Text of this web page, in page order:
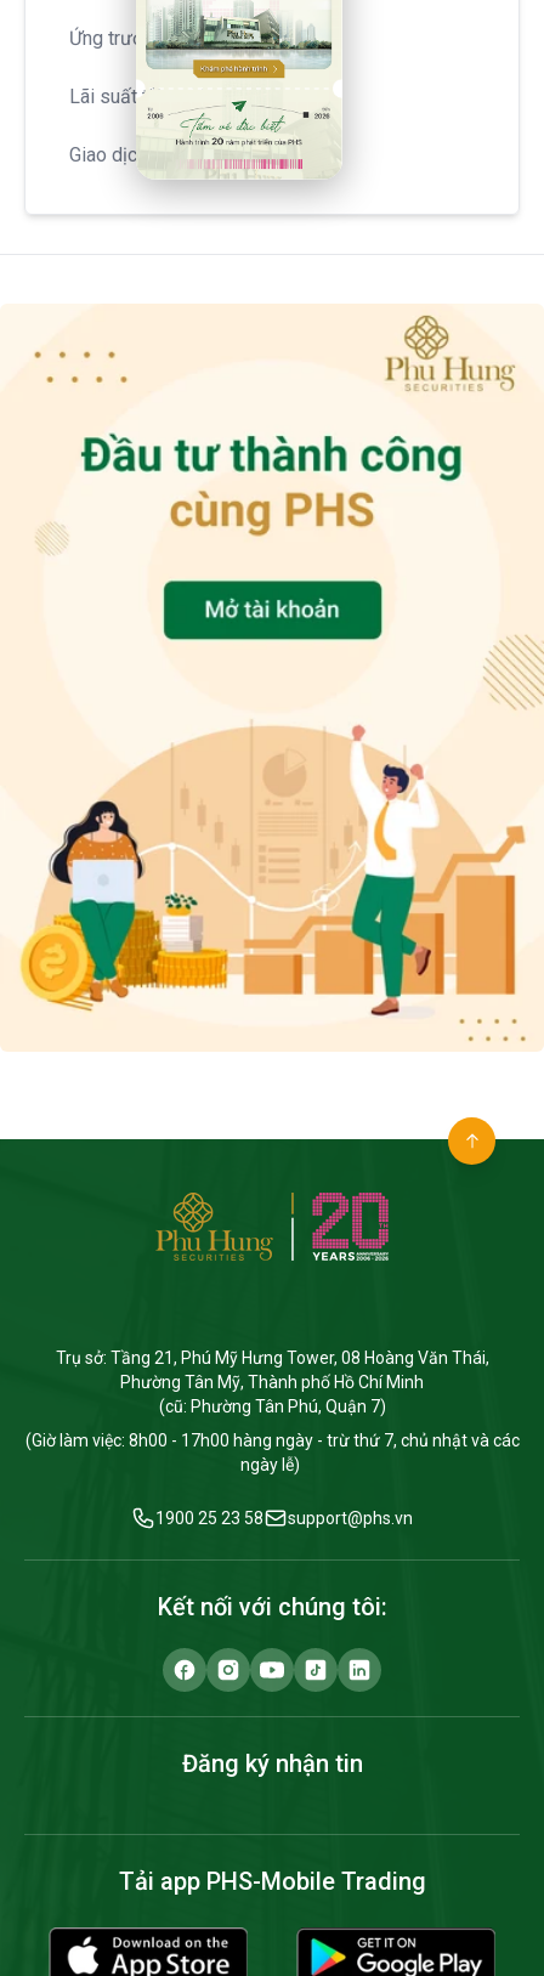
Ứng trước tiền cổ tức
Lãi suất tiền gửi
Giao dịch ký quỹ
Trụ sở: Tầng 21, Phú Mỹ Hưng Tower, 08 Hoàng Văn Thái,
Phường Tân Mỹ, Thành phố Hồ Chí Minh
(cũ: Phường Tân Phú, Quận 7)
(Giờ làm việc: 8h00 - 17h00 hàng ngày - trừ thứ 7, chủ nhật và các
ngày lễ)
1900 25 23 58 support@phs.vn
Kết nối với chúng tôi:
Đăng ký nhận tin
Tải app PHS-Mobile Trading